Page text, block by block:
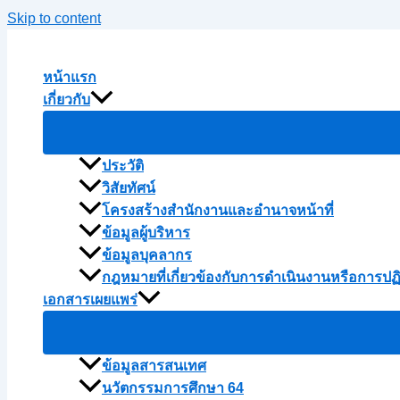
Skip to content
หน้าแรก
เกี่ยวกับ
ประวัติ
วิสัยทัศน์
โครงสร้างสำนักงานและอำนาจหน้าที่
ข้อมูลผู้บริหาร
ข้อมูลบุคลากร
กฎหมายที่เกี่ยวข้องกับการดำเนินงานหรือการป
เอกสารเผยแพร่
ข้อมูลสารสนเทศ
นวัตกรรมการศึกษา 64